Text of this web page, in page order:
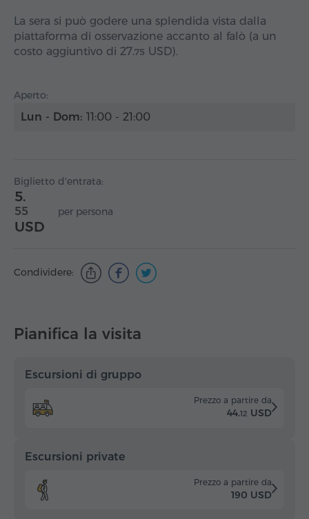
La sera si può godere una splendida vista dalla
piattaforma di osservazione accanto al falò (a un
costo aggiuntivo di 27.75 USD).
Aperto:
Lun - Dom: 11:00 - 21:00
Biglietto d'entrata:
5.
55
USD
per persona
Condividere:
Pianifica la visita
Escursioni di gruppo
Prezzo a partire da
44.12 USD
Escursioni private
Prezzo a partire da
190 USD